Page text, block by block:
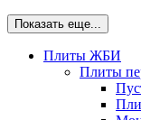
Показать еще...
Плиты ЖБИ
Плиты